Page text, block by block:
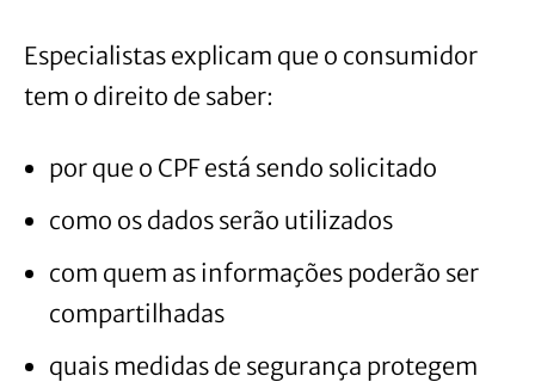
Especialistas explicam que o consumidor
tem o direito de saber:
por que o CPF está sendo solicitado
como os dados serão utilizados
com quem as informações poderão ser
compartilhadas
quais medidas de segurança protegem